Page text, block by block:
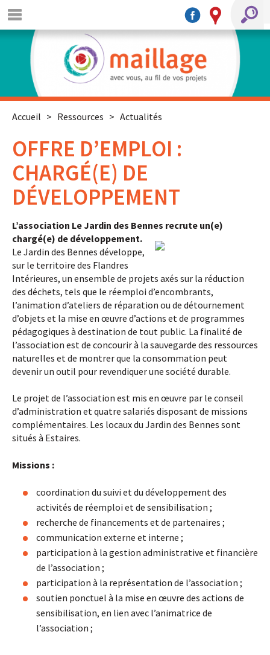
Accueil > Ressources > Actualités
OFFRE D’EMPLOI :
CHARGÉ(E) DE
DÉVELOPPEMENT
L’association Le Jardin des Bennes recrute un(e)
chargé(e) de développement.
Le Jardin des Bennes développe,
sur le territoire des Flandres
Intérieures, un ensemble de projets axés sur la réduction
des déchets, tels que le réemploi d’encombrants,
l’animation d’ateliers de réparation ou de détournement
d’objets et la mise en œuvre d’actions et de programmes
pédagogiques à destination de tout public. La finalité de
l’association est de concourir à la sauvegarde des ressources
naturelles et de montrer que la consommation peut
devenir un outil pour revendiquer une société durable.
Le projet de l’association est mis en œuvre par le conseil
d’administration et quatre salariés disposant de missions
complémentaires. Les locaux du Jardin des Bennes sont
situés à Estaires.
Missions :
coordination du suivi et du développement des
activités de réemploi et de sensibilisation ;
recherche de financements et de partenaires ;
communication externe et interne ;
participation à la gestion administrative et financière
de l’association ;
participation à la représentation de l’association ;
soutien ponctuel à la mise en œuvre des actions de
sensibilisation, en lien avec l’animatrice de
l’association ;